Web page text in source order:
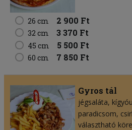
26 cm 2 900 Ft
32 cm 3 370 Ft
45 cm 5 500 Ft
60 cm 7 850 Ft
Gyros tál
jégsaláta
paradicsom
választható